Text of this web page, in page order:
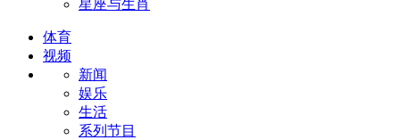
星座与生肖
体育
视频
新闻
娱乐
生活
系列节目